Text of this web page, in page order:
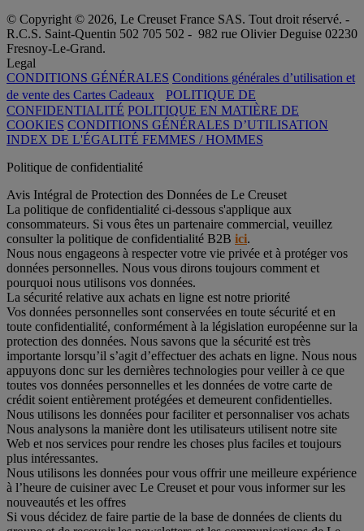
© Copyright © 2026, Le Creuset France SAS. Tout droit réservé. -
R.C.S. Saint-Quentin 502 705 502 - 982 rue Olivier Deguise 02230
Fresnoy-Le-Grand.
Legal
CONDITIONS GÉNÉRALES Conditions générales d’utilisation et
de vente des Cartes Cadeaux
POLITIQUE DE
CONFIDENTIALITÉ POLITIQUE EN MATIÈRE DE
COOKIES CONDITIONS GÉNÉRALES D’UTILISATION
INDEX DE L'ÉGALITÉ FEMMES / HOMMES
Politique de confidentialité
Avis Intégral de Protection des Données de Le Creuset
La politique de confidentialité ci-dessous s'applique aux
consommateurs. Si vous êtes un partenaire commercial, veuillez
consulter la politique de confidentialité B2B ici.
Nous nous engageons à respecter votre vie privée et à protéger vos
données personnelles. Nous vous dirons toujours comment et
pourquoi nous utilisons vos données.
La sécurité relative aux achats en ligne est notre priorité
Vos données personnelles sont conservées en toute sécurité et en
toute confidentialité, conformément à la législation européenne sur la
protection des données. Nous savons que la sécurité est très
importante lorsqu’il s’agit d’effectuer des achats en ligne. Nous nous
appuyons donc sur les dernières technologies pour veiller à ce que
toutes vos données personnelles et les données de votre carte de
crédit soient entièrement protégées et demeurent confidentielles.
Nous utilisons les données pour faciliter et personnaliser vos achats
Nous analysons la manière dont les utilisateurs utilisent notre site
Web et nos services pour rendre les choses plus faciles et toujours
plus intéressantes.
Nous utilisons les données pour vous offrir une meilleure expérience
à l’heure de cuisiner avec Le Creuset et pour vous informer sur les
nouveautés et les offres
Si vous décidez de faire partie de la base de données de clients du